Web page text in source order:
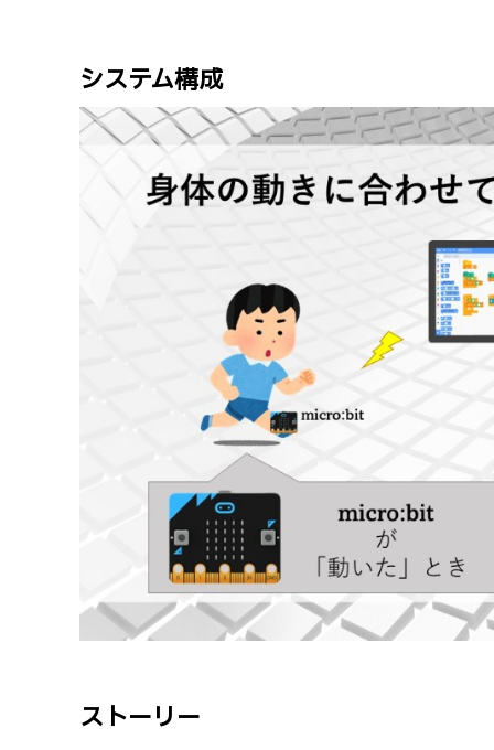
システム構成
ストーリー